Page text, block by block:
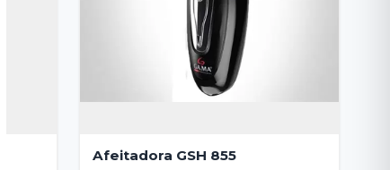
Afeitadora GSH 855